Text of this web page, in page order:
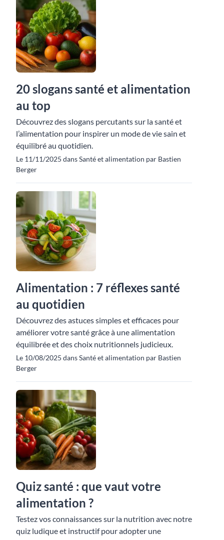
20 slogans santé et alimentation
au top
Découvrez des slogans percutants sur la santé et
l’alimentation pour inspirer un mode de vie sain et
équilibré au quotidien.
Le 11/11/2025 dans Santé et alimentation par Bastien
Berger
Alimentation : 7 réflexes santé
au quotidien
Découvrez des astuces simples et efficaces pour
améliorer votre santé grâce à une alimentation
équilibrée et des choix nutritionnels judicieux.
Le 10/08/2025 dans Santé et alimentation par Bastien
Berger
Quiz santé : que vaut votre
alimentation ?
Testez vos connaissances sur la nutrition avec notre
quiz ludique et instructif pour adopter une